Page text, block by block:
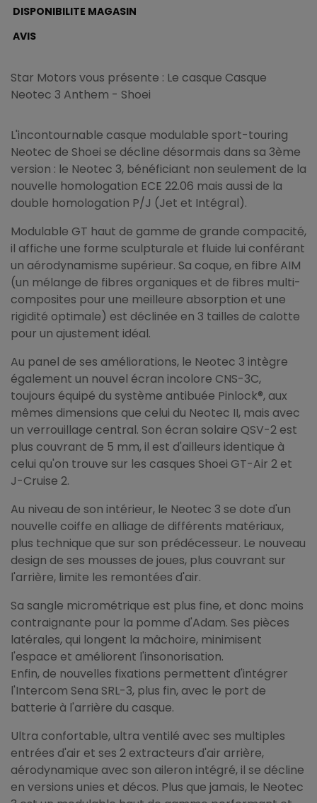
DISPONIBILITE MAGASIN
AVIS
Star Motors vous présente : Le casque Casque
Neotec 3 Anthem - Shoei
L'incontournable casque modulable sport-touring
Neotec de Shoei se décline désormais dans sa 3ème
version : le Neotec 3, bénéficiant non seulement de la
nouvelle homologation ECE 22.06 mais aussi de la
double homologation P/J (Jet et Intégral).
Modulable GT haut de gamme de grande compacité,
il affiche une forme sculpturale et fluide lui conférant
un aérodynamisme supérieur. Sa coque, en fibre AIM
(un mélange de fibres organiques et de fibres multi-
composites pour une meilleure absorption et une
rigidité optimale) est déclinée en 3 tailles de calotte
pour un ajustement idéal.
Au panel de ses améliorations, le Neotec 3 intègre
également un nouvel écran incolore CNS-3C,
toujours équipé du système antibuée Pinlock®, aux
mêmes dimensions que celui du Neotec II, mais avec
un verrouillage central. Son écran solaire QSV-2 est
plus couvrant de 5 mm, il est d'ailleurs identique à
celui qu'on trouve sur les casques Shoei GT-Air 2 et
J-Cruise 2.
Au niveau de son intérieur, le Neotec 3 se dote d'un
nouvelle coiffe en alliage de différents matériaux,
plus technique que sur son prédécesseur. Le nouveau
design de ses mousses de joues, plus couvrant sur
l'arrière, limite les remontées d'air.
Sa sangle micrométrique est plus fine, et donc moins
contraignante pour la pomme d'Adam. Ses pièces
latérales, qui longent la mâchoire, minimisent
l'espace et améliorent l'insonorisation.
Enfin, de nouvelles fixations permettent d'intégrer
l'Intercom Sena SRL-3, plus fin, avec le port de
batterie à l'arrière du casque.
Ultra confortable, ultra ventilé avec ses multiples
entrées d'air et ses 2 extracteurs d'air arrière,
aérodynamique avec son aileron intégré, il se décline
en versions unies et décos. Plus que jamais, le Neotec